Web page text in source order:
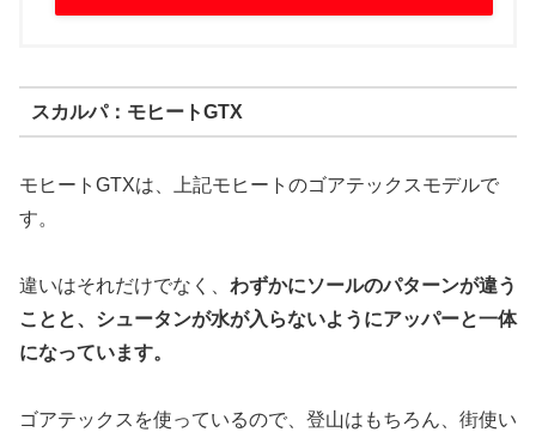
スカルパ：モヒートGTX
モヒートGTXは、上記モヒートのゴアテックスモデルで
す。
違いはそれだけでなく、 わずかにソールのパターンが違う
ことと、シュータンが水が入らないようにアッパーと一体
になっています。
ゴアテックスを使っているので、登山はもちろん、街使い